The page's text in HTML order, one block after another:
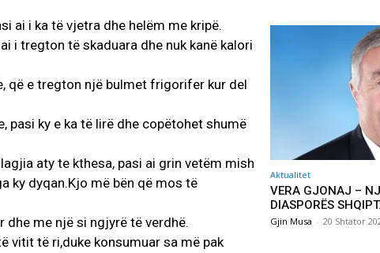
ai i ka të vjetra dhe helëm me kripë.
i tregton të skaduara dhe nuk kanë kalori
që e tregton një bulmet frigorifer kur del
pasi ky e ka të lirë dhe copëtohet shumë
aty te kthesa, pasi ai grin vetëm mish
ky dyqan.Kjo më bën që mos të
dhe me një si ngjyrë të verdhë.
vitit të ri,duke konsumuar sa më pak
Aktualitet
VERA GJONAJ –
DIASPORËS
Gjin Musa - 20 Shtator